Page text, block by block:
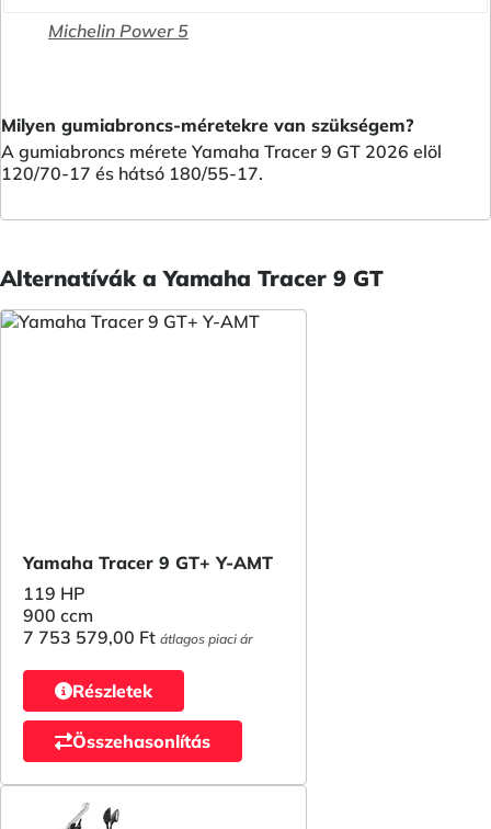
Michelin Power 5
Milyen gumiabroncs-méretekre van szükségem?
A gumiabroncs mérete Yamaha Tracer 9 GT 2026 elöl
120/70-17 és hátsó 180/55-17.
Alternatívák a Yamaha Tracer 9 GT
Yamaha Tracer 9 GT+ Y-AMT
119 HP
900 ccm
7 753 579,00 Ft átlagos piaci ár
Részletek
Összehasonlítás